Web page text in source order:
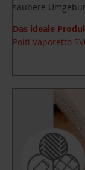
saubere
Das ideale
Polti Vaporetto